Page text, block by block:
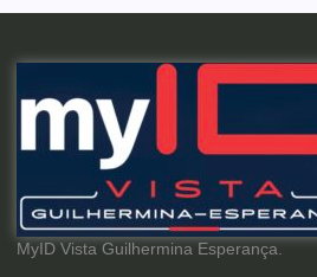
MyID Vista Guilhermina Esperança.